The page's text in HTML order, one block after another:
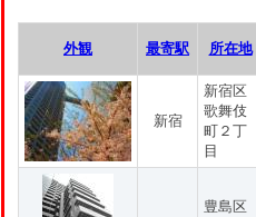
外観 最寄駅 所在地
新宿
新宿区
歌舞伎
町２丁
目
豊島区